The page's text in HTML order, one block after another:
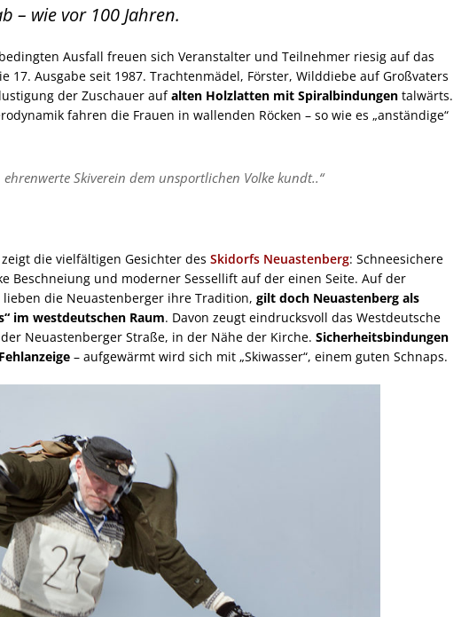
– wie vor 100 Jahren.
Ausfall freuen sich Veranstalter und Teilnehmer riesig auf das
17. Ausgabe seit 1987. Trachtenmädel, Förster, Wilddiebe auf Großvaters
der Zuschauer aufalten Holzlatten mit Spiralbindungen talwärts.
fahren die Frauen in wallenden Röcken – so wie es „anständige“
Skiverein dem unsportlichen Volke kundt..“
die vielfältigen Gesichter des Skidorfs Neuastenberg: Schneesichere
Beschneiung und moderner Sessellift auf der einen Seite. Auf der
die Neuastenberger ihre Tradition, gilt doch Neuastenberg als
im westdeutschen Raum. Davon zeugt eindrucksvoll das Westdeutsche
Neuastenberger Straße, in der Nähe der Kirche. Sicherheitsbindungen
– aufgewärmt wird sich mit „Skiwasser“, einem guten Schnaps.